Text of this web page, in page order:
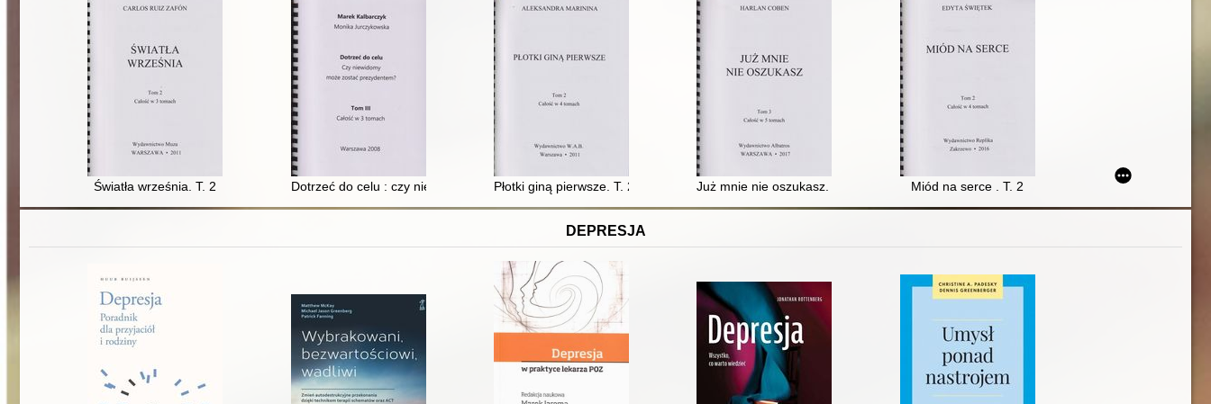
Światła września. T. 2 Dotrzeć do celu : czy niewidomy może zostać prezydentem?. T. 3
Płotki giną pierwsze. T. 2 Już mnie nie oszukasz. T. 3 Miód na serce . T. 2
DEPRESJA